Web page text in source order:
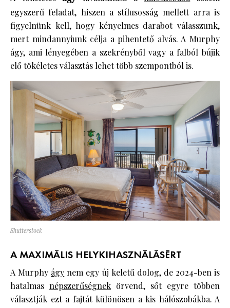
egyszerű feladat, hiszen a stílusosság mellett arra is
figyelnünk kell, hogy kényelmes darabot válasszunk,
mert mindannyiunk célja a pihentető alvás. A Murphy
ágy, ami lényegében a szekrényből vagy a falból bújik
elő tökéletes választás lehet több szempontból is.
Shutterstock
A MAXIMÁLIS HELYKIHASZNÁLÁSÉRT
A Murphy ágy nem egy új keletű dolog, de 2024-ben is
hatalmas népszerűségnek örvend, sőt egyre többen
választják ezt a fajtát különösen a kis hálószobákba. A